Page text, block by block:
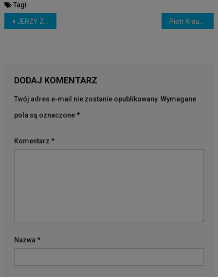
Tagi
NAWIGACJA
WPISU
JERZY ZIĘBA – WITAMINA C
DODAJ KOMENTARZ
Twój adres e-mail nie zostanie opublikowany. Wymagane
pola są oznaczone*
Komentarz *
Nazwa *